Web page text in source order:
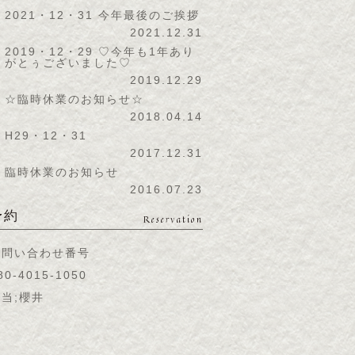
2021・12・31 今年最後のご挨拶
2021.12.31
2019・12・29 ♡今年も1年あり
がとぅございました♡
2019.12.29
☆臨時休業のお知らせ☆
2018.04.14
H29・12・31
2017.12.31
臨時休業のお知らせ
2016.07.23
約 Reservation
い合わせ番号
4015-1050
;櫻井